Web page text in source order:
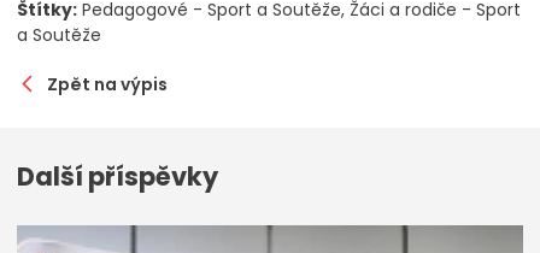
Štítky: Pedagogové - Sport a Soutěže Žáci a rodiče - Sport
a Soutěže
Zpět na výpis
Další příspěvky